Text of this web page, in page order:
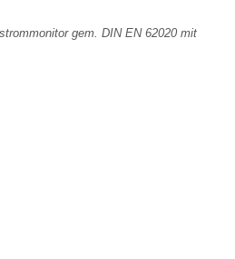
gem. DIN EN 62020 mit